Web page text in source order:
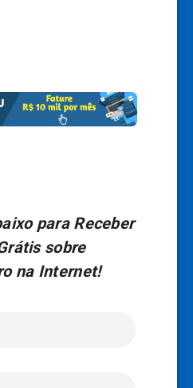
para Receber
sobre
na Internet!